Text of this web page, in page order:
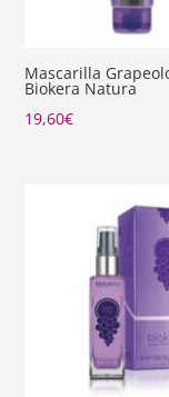
Mascarilla
Biokera Natura
19,60€